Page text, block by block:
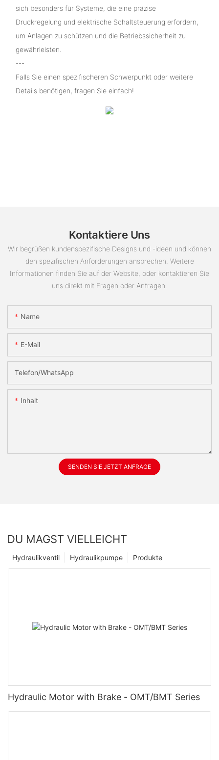
sich besonders für Systeme, die eine präzise
Druckregelung und elektrische Schaltsteuerung erfordern,
um Anlagen zu schützen und die Betriebssicherheit zu
gewährleisten.
---
Falls Sie einen spezifischeren Schwerpunkt oder weitere
Details benötigen, fragen Sie einfach!
Kontaktiere Uns
Wir begrüßen kundenspezifische Designs und -ideen und können
den spezifischen Anforderungen ansprechen. Weitere
Informationen finden Sie auf der Website, oder kontaktieren Sie
uns direkt mit Fragen oder Anfragen.
Name
E-Mail
Telefon/WhatsApp
Inhalt
SENDEN SIE JETZT ANFRAGE
DU MAGST VIELLEICHT
Produkte
Hydraulikpumpe
Hydraulikventil
Hydraulic Motor with Brake - OMT/BMT Series